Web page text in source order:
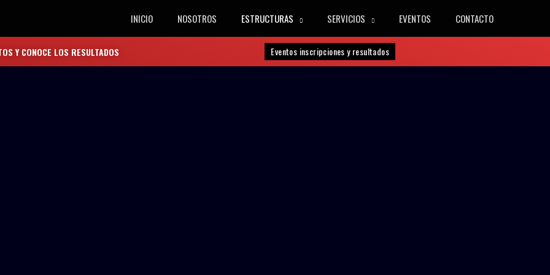
INICIO NOSOTROS ESTRUCTURAS SERVICIOS EVENTOS CONTACTO
Y CONOCE LOS RESULTADOS Eventos inscripciones y resultados